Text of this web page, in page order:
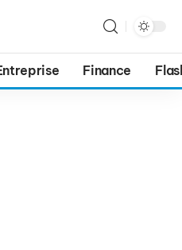
Finance